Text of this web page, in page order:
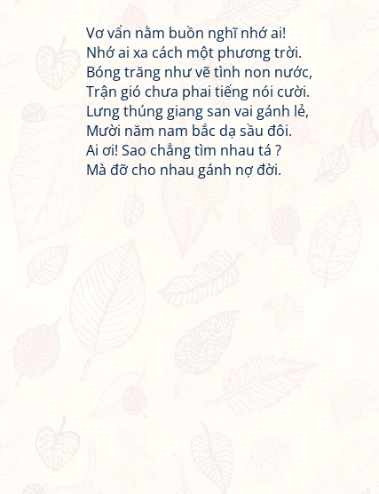
Vơ vẩn nằm buồn nghĩ nhớ ai!
Nhớ ai xa cách một phương trời.
Bóng trăng như vẽ tình non nước,
Trận gió chưa phai tiếng nói cười.
Lưng thúng giang san vai gánh lẻ,
Mười năm nam bắc dạ sầu đôi.
Ai ơi! Sao chẳng tìm nhau tá ?
Mà đỡ cho nhau gánh nợ đời.